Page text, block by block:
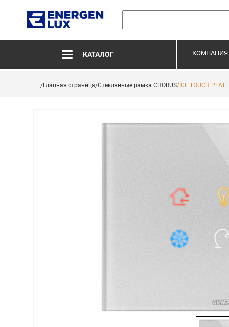
КАТАЛОГ КОМПАНИЯ
/Главная страница/Стеклянные рамка CHORUS/ICE TOUCH